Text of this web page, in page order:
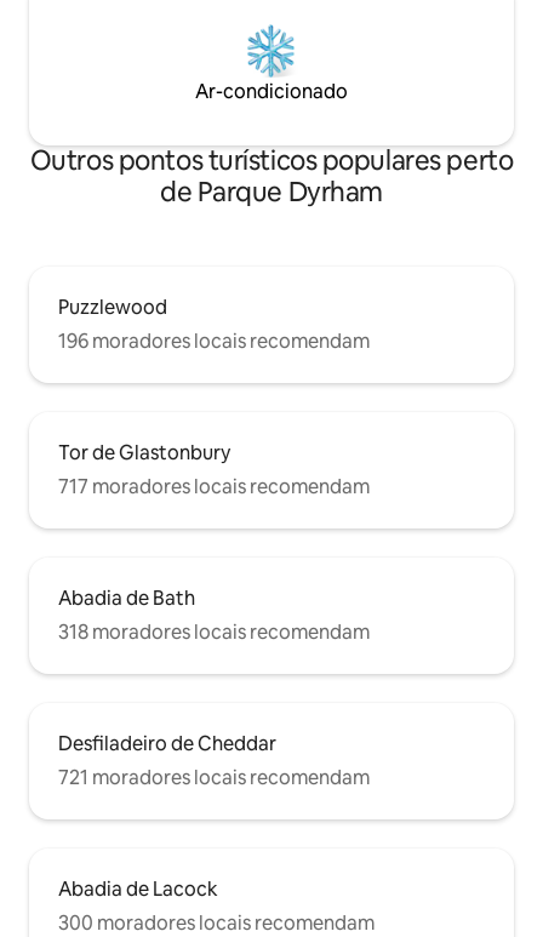
Ar-condicionado
Outros pontos turísticos populares perto
de Parque Dyrham
Puzzlewood
196 moradores locais recomendam
Tor de Glastonbury
717 moradores locais recomendam
Abadia de Bath
318 moradores locais recomendam
Desfiladeiro de Cheddar
721 moradores locais recomendam
Abadia de Lacock
300 moradores locais recomendam